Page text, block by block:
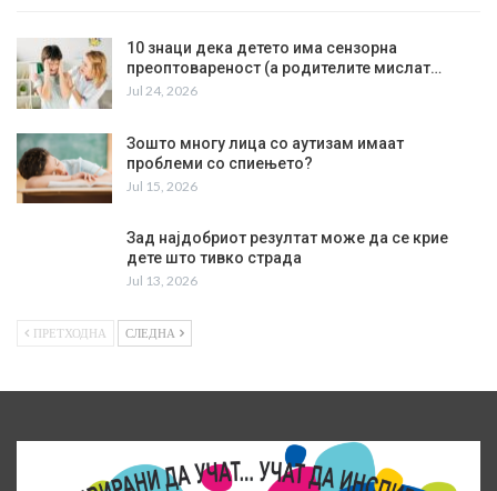
10 знаци дека детето има сензорна
преоптовареност (а родителите мислат…
Jul 24, 2026
Зошто многу лица со аутизам имаат
проблеми со спиењето?
Jul 15, 2026
Зад најдобриот резултат може да се крие
дете што тивко страда
Jul 13, 2026
ПРЕТХОДНА СЛЕДНА